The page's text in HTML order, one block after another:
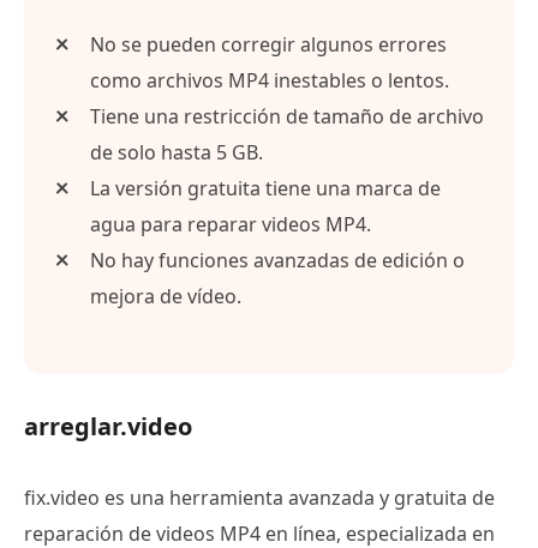
No se pueden corregir algunos errores
como archivos MP4 inestables o lentos.
Tiene una restricción de tamaño de archivo
de solo hasta 5 GB.
La versión gratuita tiene una marca de
agua para reparar videos MP4.
No hay funciones avanzadas de edición o
mejora de vídeo.
arreglar.video
fix.video es una herramienta avanzada y gratuita de
reparación de videos MP4 en línea, especializada en